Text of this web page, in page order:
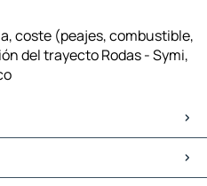
coste (peajes, combustible,
del trayecto Rodas - Symi,